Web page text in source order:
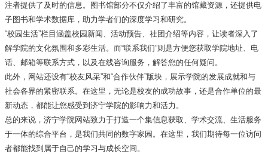
注者提供了及时的信息。图书馆部分不仅介绍了丰富的馆藏资源，还提供电
子图书和学术数据库，助力学者们的深度学习和研究。
“校园生活”栏目涵盖校园新闻、活动预告、社团介绍等内容，让读者深入了
解学院的文化氛围和多彩生活。而“联系我们”则是方便您获取学院地址、电
话、邮箱等联系方式，以及在线咨询服务，解答您的任何疑问。
此外，网站还设有“校友风采”和“合作伙伴”版块，展示学院的发展成就和与
社会各界的紧密联系。在这里，无论是校友的成功故事，还是合作单位的最
新动态，都能让您感受到济宁学院的影响力和活力。
总的来说，济宁学院网站致力于打造一个集信息获取、学术交流、生活服务
于一体的综合平台，是我们共同的数字家园。在这里，我们期待每一位访问
者都能找到属于自己的学习与成长空间。